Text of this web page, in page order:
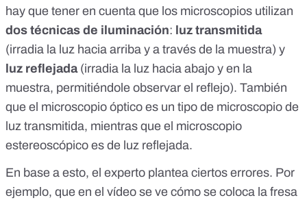
hay que tener en cuenta que los microscopios utilizan
dos técnicas de iluminación: luz transmitida
(irradia la luz hacia arriba y a través de la muestra) y
luz reflejada (irradia la luz hacia abajo y en la
muestra, permitiéndole observar el reflejo). También
que el microscopio óptico es un tipo de microscopio de
luz transmitida, mientras que el microscopio
estereoscópico es de luz reflejada.
En base a esto, el experto plantea ciertos errores. Por
ejemplo, que en el vídeo se ve cómo se coloca la fresa